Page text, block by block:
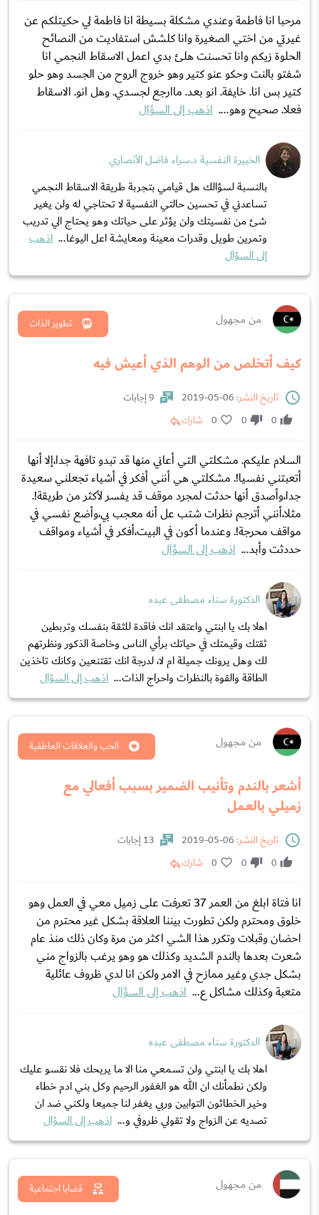
مرحبا انا فاطمة وعندي مشكلة بسيطة انا فاطمة لي حكيتلكم عن
غيرتي من اختي الصغيرة وانا كلشش استفاديت من النصائح
الحلوة زيكم وانا تحسنت هلئ بدي اعمل الاسقاط النجمي انا
شفتو بالنت وحكو عنو كتير وهو خروج الروح من الجسد وهو حلو
كتير بس انا. خايفة. انو بعد. ماارجع لجسدي. وهل انو. الاسقاط
فعلا. صحيح وهو.... اذهب إلى السؤال
الخبيرة النفسية د.سراء فاضل الأنصاري
بالنسبة لسؤالك هل قيامي بتجربة طريقة الاسقاط النجمي
تساعدني في تحسين حالتي النفسية لا تحتاجي له ولن يغير
شئ من نفسيتك ولن يؤثر على حياتك وهو يحتاج الي تدريب
وتمرين طويل وقدرات معينة ومعايشة اعل اليوغا... اذهب
إلى السؤال
من مجهول
كيف أتخلص من الوهم الذي أعيش فيه
تطوير الذات
تاريخ النشر:
9 إجابات
0
0
0 شارك
السلام عليكم. مشكلتي التي أعاني منها قد تبدو تافهة جدا،إلا أنها
أتعبتني نفسيا!. مشكلتي هي أنني أفكر في أشياء تجعلني سعيدة
جدا،وأصدق أنها حدثت لمجرد موقف قد يفسر لأكثر من طريقة!.
مثلا،أنني أترجم نظرات شتب عل أنه معجب بي،وأضع نفسي في
مواقف محرجة!. وعندما أكون في البيت،أفكر في أشياء ومواقف
حددثت وأبد... اذهب إلى السؤال
الدكتورة سناء مصطفى عبده
اهلا بك يا ابنتي واعتقد انك فاقدة للثقة بنفسك وتربطين
ثقتك وقيمتك في حياتك برأي الناس وخاصة الذكور ونظرتهم
لك وهل يرونك جميلة ام لا، لدرجة انك تقتنعين وكانك تاخذين
الطاقة والقوة بالنظرات واحراج الذات... اذهب إلى السؤال
من مجهول
أشعر بالندم وتأنيب الضمير بسبب أفعالي مع
زميلي بالعمل
الحب والعلاقات العاطفية
تاريخ النشر:
13 إجابات
0
0
0 شارك
انا فتاة ابلغ من العمر 37 تعرفت على زميل معي في العمل وهو
خلوق ومحترم ولكن تطورت بيننا العلاقة بشكل غير محترم من
احضان وقبلات وتكرر هذا الشي اكثر من مرة وكان ذلك منذ عام
شعرت بعدها بالندم الشديد وكذلك هو وهو يرغب بالزواج مني
بشكل جدي وغير ممازح في الامر ولكن انا لدي ظروف عائلية
متعبة وكذلك مشاكل ع... اذهب إلى السؤال
الدكتورة سناء مصطفى عبده
اهلا بك يا ابنتي ولن تسمعي منا الا ما يريحك فلا نقسو عليك
ولكن نطمأنك ان الله هو الغفور الرحيم وكل بني ادم خطاء
وخير الخطائون التوابين وربي يغفر لنا جميعا ولكني ضد ان
تصديه عن الزواج ولا تقولي ظروفي و... اذهب إلى السؤال
من مجهول قضايا اجتماعية